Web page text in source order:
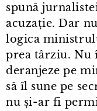
spună
acuzație. Dar
logica
prea târziu. Nu
deranjeze pe
să îl sune pe
nu și⁠-⁠ar fi